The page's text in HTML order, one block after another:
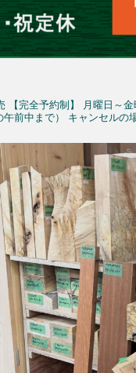
【完全予約制】 月曜日～
前中まで） キャンセルの